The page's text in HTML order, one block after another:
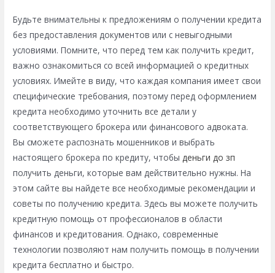
Будьте внимательны к предложениям о получении кредита
без предоставления документов или с невыгодными
условиями. Помните, что перед тем как получить кредит,
важно ознакомиться со всей информацией о кредитных
условиях. Имейте в виду, что каждая компания имеет свои
специфические требования, поэтому перед оформлением
кредита необходимо уточнить все детали у
соответствующего брокера или финансового адвоката.
Вы сможете распознать мошенников и выбрать
настоящего брокера по кредиту, чтобы деньги до зп
получить деньги, которые вам действительно нужны. На
этом сайте вы найдете все необходимые рекомендации и
советы по получению кредита. Здесь вы можете получить
кредитную помощь от профессионалов в области
финансов и кредитования. Однако, современные
технологии позволяют нам получить помощь в получении
кредита бесплатно и быстро.